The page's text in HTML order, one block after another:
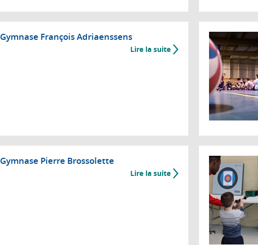
Gymnase François Adriaenssens
Lire la suite
Gymnase Pierre Brossolette
Lire la suite